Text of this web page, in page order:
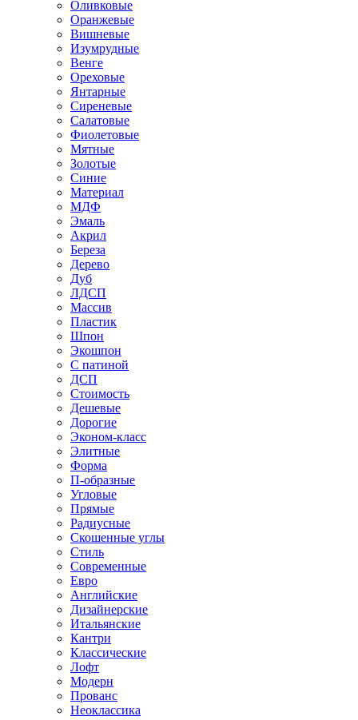
Оливковые
Оранжевые
Вишневые
Изумрудные
Венге
Ореховые
Янтарные
Сиреневые
Салатовые
Фиолетовые
Мятные
Золотые
Синие
Материал
МДФ
Эмаль
Акрил
Береза
Дерево
Дуб
ЛДСП
Массив
Пластик
Шпон
Экошпон
С патиной
ДСП
Стоимость
Дешевые
Дорогие
Эконом-класс
Элитные
Форма
П-образные
Угловые
Прямые
Радиусные
Скошенные углы
Стиль
Современные
Евро
Английские
Дизайнерские
Итальянские
Кантри
Классические
Лофт
Модерн
Прованс
Неоклассика